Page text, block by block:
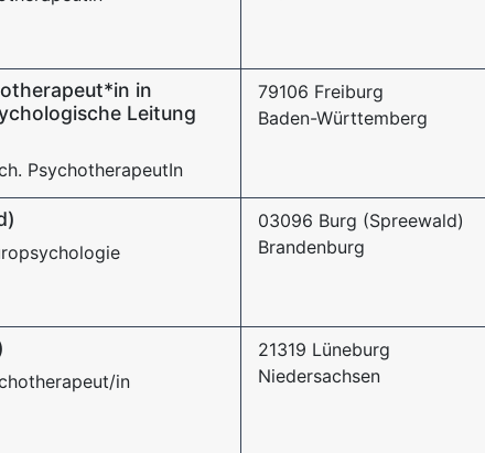
in
Leitung
PsychotherapeutIn
79106 Freiburg
Baden-Württemberg
03096 Burg (Spreewald)
Brandenburg
in
21319 Lüneburg
Niedersachsen